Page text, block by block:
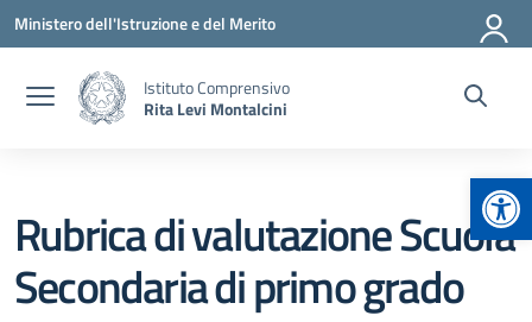
Vai ai contenuti
Vai al menu di navigazione
Vai al footer
Ministero dell'Istruzione e del Merito
Istituto Comprensivo
Rita Levi Montalcini
Rubrica di valutazione Scuola
Secondaria di primo grado